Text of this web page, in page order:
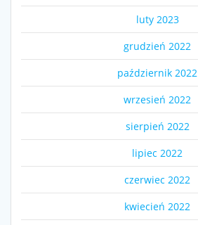
luty 2023
grudzień 2022
październik 2022
wrzesień 2022
sierpień 2022
lipiec 2022
czerwiec 2022
kwiecień 2022